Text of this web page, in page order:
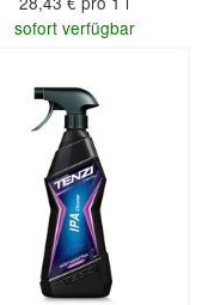
sofort verfügbar